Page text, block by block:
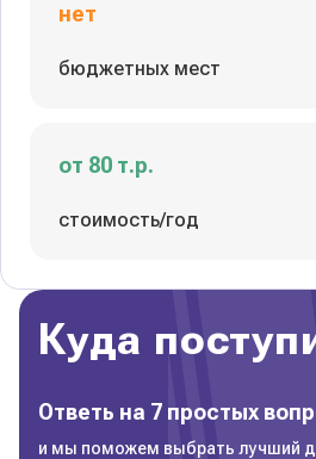
нет
бюджетных мест
от 80 т.р.
стоимость/год
Куда
Ответь на 7 простых
и мы поможем выбрать лучший